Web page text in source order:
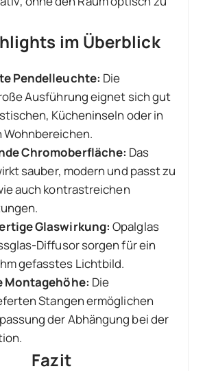
im Überblick
Pendelleuchte: Die
Ausführung eignet sich gut
Kücheninseln oder in
Chromoberfläche: Das
sauber, modern und passt zu
auch kontrastreichen
Glaswirkung: Opalglas
Diffusor sorgen für ein
gefasstes Lichtbild.
Montagehöhe: Die
Stangen ermöglichen
der Abhängung bei der
Fazit